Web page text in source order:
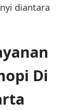
diantara
Di